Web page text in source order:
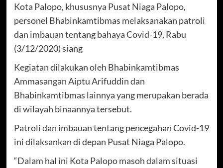
Kota Palopo, khususnya Pusat Niaga Palopo,
personel Bhabinkamtibmas melaksanakan patroli
dan imbauan tentang bahaya Covid-19, Rabu
(3/12/2020) siang
Kegiatan dilakukan oleh Bhabinkamtibmas
Ammasangan Aiptu Arifuddin dan
Bhabinkamtibmas lainnya yang merupakan berada
di wilayah binaannya tersebut.
Patroli dan imbauan tentang pencegahan Covid-19
ini dilaksankan di depan Pusat Niaga Palopo.
“Dalam hal ini Kota Palopo masoh dalam situasi